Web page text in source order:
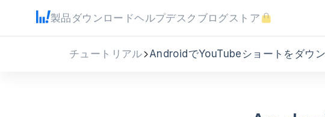
製品 ダウンロードヘルプデスク ブログ ストア
チュートリアル AndroidでYouTubeショートをダウ